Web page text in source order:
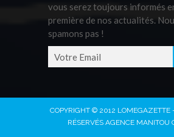
vous serez toujours informés
première de nos actualités.
spamons pas !
COPYRIGHT © 2012 LOMEGAZETTE
RÉSERVÉS AGENCE MANITOU